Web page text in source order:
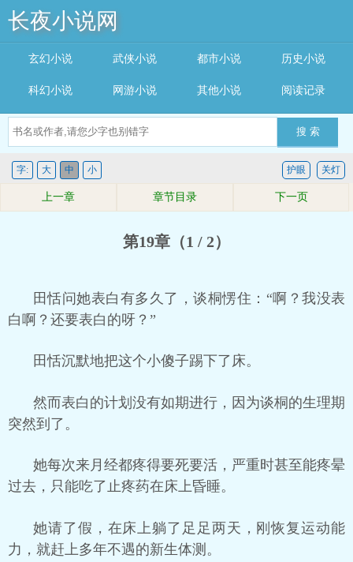
长夜小说网
搜 索
玄幻小说 武侠小说 都市小说 历史小说
科幻小说 网游小说 其他小说 阅读记录
字: 大 中 小 关灯
护眼
第19章（1 / 2）
上一章 章节目录 下一页
田恬问她表白有多久了，谈桐愣住：“啊？我没表
白啊？还要表白的呀？”
田恬沉默地把这个小傻子踢下了床。
然而表白的计划没有如期进行，因为谈桐的生理期
突然到了。
她每次来月经都疼得要死要活，严重时甚至能疼晕
过去，只能吃了止疼药在床上昏睡。
她请了假，在床上躺了足足两天，刚恢复运动能
力，就赶上多年不遇的新生体测。